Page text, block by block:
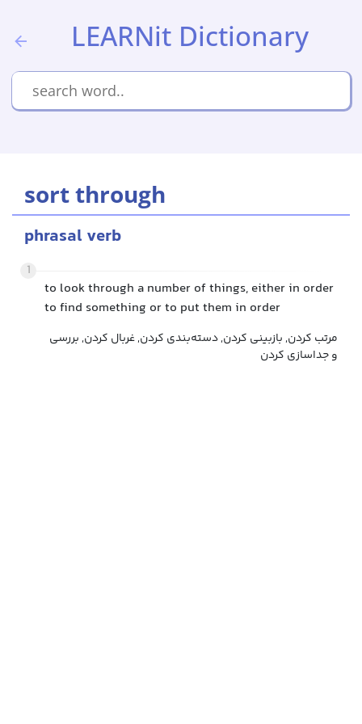
LEARNit Dictionary
sort through
phrasal verb
1
to look through a number of things, either in order
to find something or to put them in order
مرتب کردن, بازبینی کردن, دسته‌بندی کردن, غربال کردن, بررسی
و جداسازی کردن